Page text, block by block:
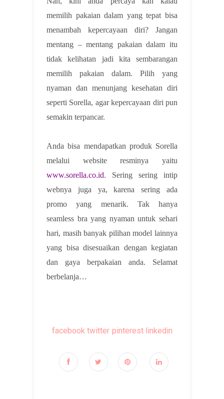
memilih pakaian dalam yang tepat bisa
menambah kepercayaan diri? Jangan
mentang – mentang pakaian dalam itu
tidak kelihatan jadi kita sembarangan
memilih pakaian dalam. Pilih yang
nyaman dan menunjang kesehatan diri
seperti Sorella, agar kepercayaan diri pun
semakin terpancar.
Anda bisa mendapatkan produk Sorella
melalui website resminya yaitu
www.sorella.co.id. Sering sering intip
webnya juga ya, karena sering ada
promo yang menarik. Tak hanya
seamless bra yang nyaman untuk sehari
hari, masih banyak pilihan model lainnya
yang bisa disesuaikan dengan kegiatan
dan gaya berpakaian anda. Selamat
berbelanja…
facebook twitter pinterest linkedin